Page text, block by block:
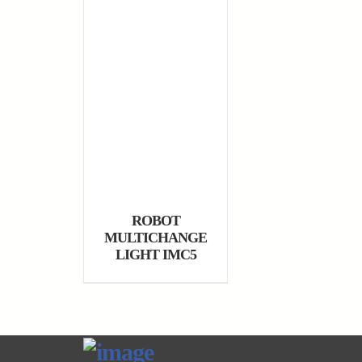
ROBOT
MULTICHANGE
LIGHT IMC5